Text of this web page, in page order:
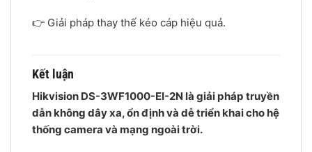
👉 Giải pháp thay thế kéo cáp hiệu quả.
Kết luận
Hikvision DS-3WF1000-EI-2N là giải pháp truyền
dẫn không dây xa, ổn định và dễ triển khai cho hệ
thống camera và mạng ngoài trời.